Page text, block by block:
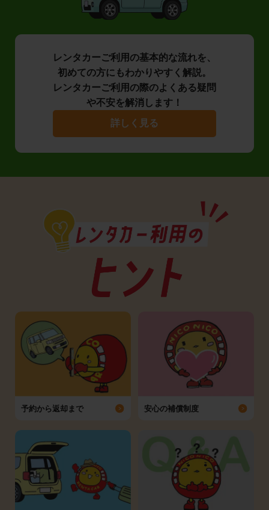
レンタカーご利用の基本的な流れを、
初めての方にもわかりやすく解説。
レンタカーご利用の際のよくある疑問
や不安を解消します！
詳しく見る
予約から返却まで 安心の補償制度